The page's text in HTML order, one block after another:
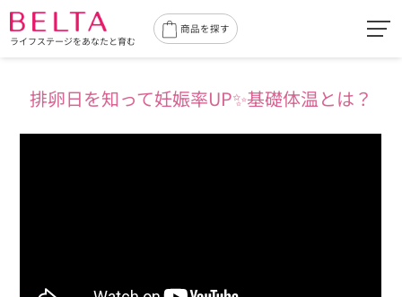
ライフステージをあなたと育む
商品を探す
排卵日を知って妊娠率UP✨基礎体温とは？